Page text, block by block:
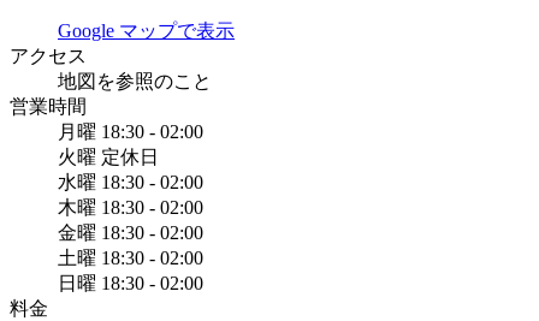
Google マップで表示
アクセス
地図を参照のこと
営業時間
月曜 18:30 - 02:00
火曜 定休日
水曜 18:30 - 02:00
木曜 18:30 - 02:00
金曜 18:30 - 02:00
土曜 18:30 - 02:00
日曜 18:30 - 02:00
料金